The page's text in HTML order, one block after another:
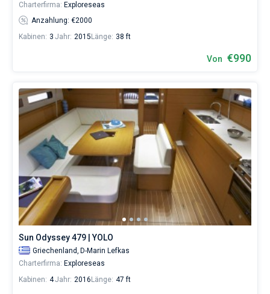
Charterfirma: Exploreseas
Anzahlung: €2000
Kabinen: 3 Jahr: 2015 Länge: 38 ft
Von €990
Sun Odyssey 479 | YOLO
Griechenland, D-Marin Lefkas
Charterfirma: Exploreseas
Kabinen: 4Jahr: 2016 Länge: 47 ft